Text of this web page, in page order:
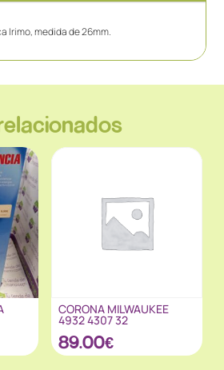
Irimo, medida de 26mm.
CORONA MILWAUKEE
4932 4307 32
89.00€